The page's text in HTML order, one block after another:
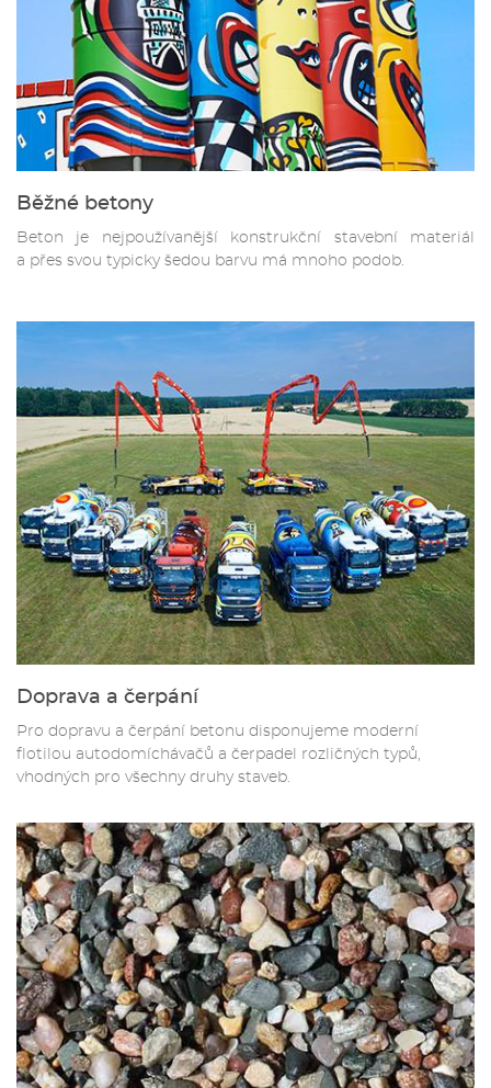
Běžné betony
Beton je nejpoužívanější konstrukční stavební materiál
a přes svou typicky šedou barvu má mnoho podob.
Doprava a čerpání
Pro dopravu a čerpání betonu disponujeme moderní
flotilou autodomíchávačů a čerpadel rozličných typů,
vhodných pro všechny druhy staveb.